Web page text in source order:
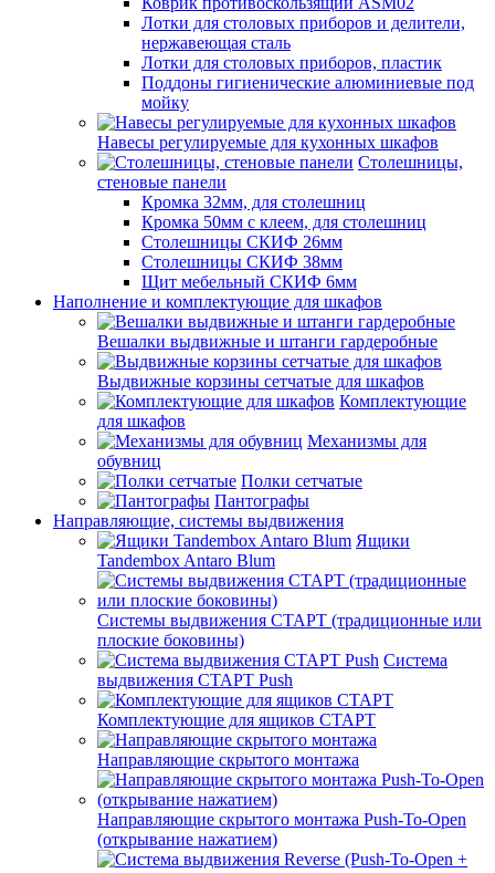
Лотки для столовых приборов и делители,
нержавеющая сталь
Лотки для столовых приборов, пластик
Поддоны гигиенические алюминиевые под
мойку
Навесы регулируемые для кухонных шкафов
Столешницы,
стеновые панели
Кромка 32мм, для столешниц
Кромка 50мм с клеем, для столешниц
Столешницы СКИФ 26мм
Столешницы СКИФ 38мм
Щит мебельный СКИФ 6мм
Наполнение и комплектующие для шкафов
Вешалки выдвижные и штанги гардеробные
Выдвижные корзины сетчатые для шкафов
Комплектующие
для шкафов
Механизмы для
обувниц
Полки сетчатые
Пантографы
Направляющие, системы выдвижения
Ящики
Tandembox Antaro Blum
Системы выдвижения СТАРТ (традиционные или
плоские боковины)
Система
выдвижения СТАРТ Push
Комплектующие для ящиков СТАРТ
Направляющие скрытого монтажа
Направляющие скрытого монтажа Push-To-Open
(открывание нажатием)